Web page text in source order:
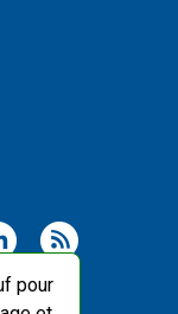
pour